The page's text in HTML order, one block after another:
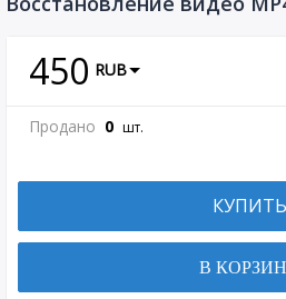
450 RUB
Продано 0 шт.
КУПИТЬ
В